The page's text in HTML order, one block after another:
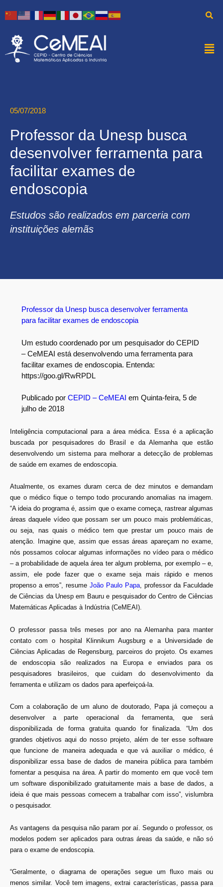
05/07/2018
Professor da Unesp busca
desenvolver ferramenta para
facilitar exames de
endoscopia
Estudos são realizados em parceria com
instituições alemãs
Professor da Unesp busca desenvolver ferramenta
para facilitar exames de endoscopia
Um estudo coordenado por um pesquisador do CEPID
– CeMEAI está desenvolvendo uma ferramenta para
facilitar exames de endoscopia. Entenda:
https://goo.gl/RwRPDL
Publicado por CEPID – CeMEAI em Quinta-feira, 5 de
julho de 2018
Inteligência computacional para a área médica. Essa é a aplicação
buscada por pesquisadores do Brasil e da Alemanha que estão
desenvolvendo um sistema para melhorar a detecção de problemas
de saúde em exames de endoscopia.
Atualmente, os exames duram cerca de dez minutos e demandam
que o médico fique o tempo todo procurando anomalias na imagem.
“A ideia do programa é, assim que o exame começa, rastrear algumas
áreas daquele vídeo que possam ser um pouco mais problemáticas,
ou seja, nas quais o médico tem que prestar um pouco mais de
atenção. Imagine que, assim que essas áreas apareçam no exame,
nós possamos colocar algumas informações no vídeo para o médico
– a probabilidade de aquela área ter algum problema, por exemplo – e,
assim, ele pode fazer que o exame seja mais rápido e menos
propenso a erros”, resume João Paulo Papa, professor da Faculdade
de Ciências da Unesp em Bauru e pesquisador do Centro de Ciências
Matemáticas Aplicadas à Indústria (CeMEAI).
O professor passa três meses por ano na Alemanha para manter
contato com o hospital Klinnikum Augsburg e a Universidade de
Ciências Aplicadas de Regensburg, parceiros do projeto. Os exames
de endoscopia são realizados na Europa e enviados para os
pesquisadores brasileiros, que cuidam do desenvolvimento da
ferramenta e utilizam os dados para aperfeiçoá-la.
Com a colaboração de um aluno de doutorado, Papa já começou a
desenvolver a parte operacional da ferramenta, que será
disponibilizada de forma gratuita quando for finalizada. “Um dos
grandes objetivos aqui do nosso projeto, além de ter esse software
que funcione de maneira adequada e que vá auxiliar o médico, é
disponibilizar essa base de dados de maneira pública para também
fomentar a pesquisa na área. A partir do momento em que você tem
um software disponibilizado gratuitamente mais a base de dados, a
ideia é que mais pessoas comecem a trabalhar com isso”, vislumbra
o pesquisador.
As vantagens da pesquisa não param por aí. Segundo o professor, os
modelos podem ser aplicados para outras áreas da saúde, e não só
para o exame de endoscopia.
“Geralmente, o diagrama de operações segue um fluxo mais ou
menos similar. Você tem imagens, extrai características, passa para